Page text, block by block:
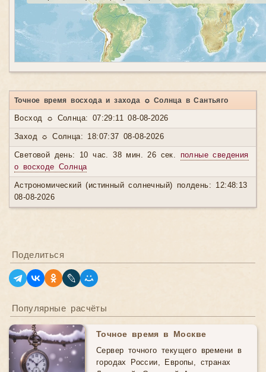
Точное время восхода и захода ☼ Солнца в Сантьяго
Восход ☼ Солнца: 07:29:11 08-08-2026
Заход ☼ Солнца: 18:07:37 08-08-2026
Световой день: 10 час. 38 мин. 26 сек. полные сведения
о восходе Солнца
Астрономический (истинный солнечный) полдень: 12:48:13
08-08-2026
Поделиться
Популярные расчёты
Точное время в Москве
Сервер точного текущего времени в
городах России, Европы, странах